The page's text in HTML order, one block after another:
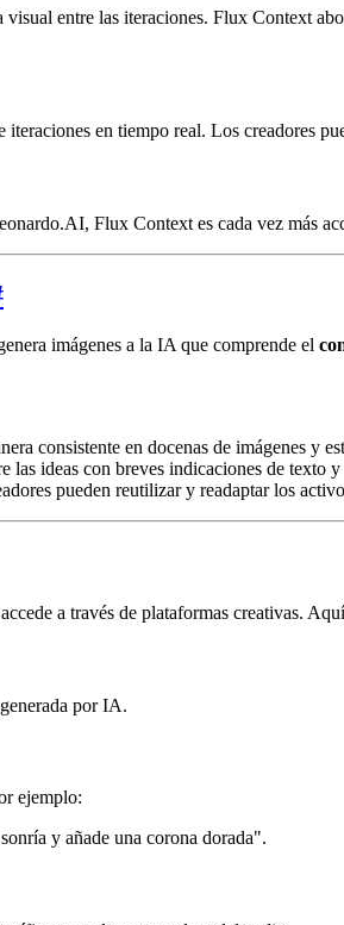
entre las iteraciones. Flux Context
en tiempo real. Los creadores
Flux Context es cada vez más
imágenes a la IA que comprende el
consistente en docenas de imágenes
las ideas con breves indicaciones de texto
pueden reutilizar y readaptar los
a través de plataformas creativas.
por IA.
ejemplo:
y añade una corona dorada".